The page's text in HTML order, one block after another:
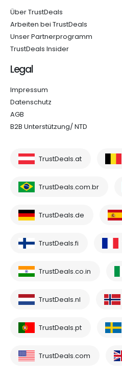
Über TrustDeals
Arbeiten bei TrustDeals
Unser Partnerprogramm
TrustDeals Insider
Legal
Impressum
Datenschutz
AGB
B2B Unterstützung/ NTD
TrustDeals.at
TrustDeals.com.br
TrustDeals.de
TrustDeals.fi
TrustDeals.co.in
TrustDeals.nl
TrustDeals.pt
TrustDeals.com